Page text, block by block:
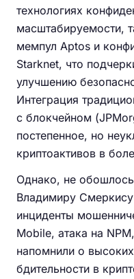
технологиях
масштабируемости,
мемпул Aptos и
Starknet, что
улучшению
Интеграция
с блокчейном
постепенное, но
криптоактивов в
Однако, не обошлось
Владимиру
инциденты
Mobile, атака на
напомнили о
бдительности в